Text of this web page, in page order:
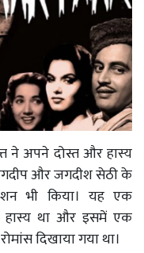
ने अपने दोस्त और हास्य
और जगदीश सेठी के
भी किया। यह एक
हास्य था और इसमें एक
दिखाया गया था।